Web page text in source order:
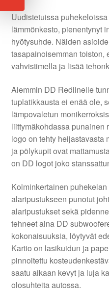
Uudistetuissa
lämmönkesto, pienentynyt
hyötysuhde. Näiden
tasapainoisemman toiston,
vahvistimella ja lisää
Aiemmin DD Redlinelle
tuplatikkausta ei enää ole,
lämpovaletun
liittymäkohdassa punainen
logo on tehty heijastavasta
ja pölykupit ovat
on DD logot joko
Kolminkertainen
alaripustukseen punotut
alaripustukset sekä
tehneet aina DD
kokonaisuuksia, löytyvät
Kartio on lasikuidun ja
pinnoitettu
saatu aikaan kevyt ja luja
olosuhteita autossa.